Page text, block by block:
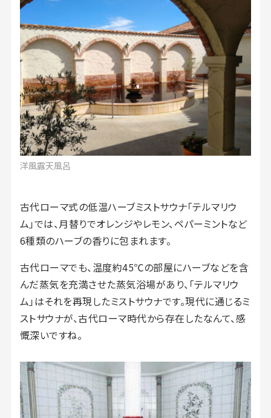
洋風露天風呂
古代ローマ式の低温ハーブミストサウナ「テルマリウ
ム」では、月替りでオレンジやレモン、ペパーミントなど
6種類のハーブの香りに包まれます。
古代ローマでも、温度約45℃の部屋にハーブなどを含
んだ蒸気を充満させた蒸気浴場があり、「テルマリウ
ム」はそれを再現したミストサウナです。現代に通じるミ
ストサウナが、古代ローマ時代から存在したなんて、感
慨深いですね。